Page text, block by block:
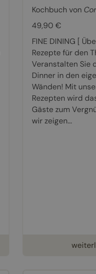
Kochbuch von
49,90 €
FINE DINING [
Rezepte für den
Veranstalten Sie
Dinner in den
Wänden! Mit
Rezepten wird
Gäste zum
wir zeigen...